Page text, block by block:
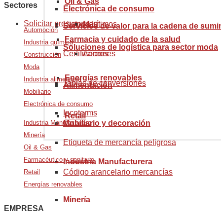
Farmacia y cuidado de la salud
Energías renovables
Retail
Servicios de valor para la cadena de
Electrónica de consumo
Soluciones de logística para sector moda
Alimentación
Mobiliario y decoración
Industria Manufacturera
Minería
Historia
Certificaciones
Marítimos
Aéreos
Tablas de conversiones
Incoterms
Etiqueta de mercancía peligrosa
Código arancelario mercancías
Solicitar presupuesto
Sectores
Automoción
Industria química
Construcción
Moda
Industria alimentaria
Mobiliario
Electrónica de consumo
Industria Manufacturera
Minería
Oil & Gas
Farmacéutico y sanitario
Retail
Energías renovables
EMPRESA